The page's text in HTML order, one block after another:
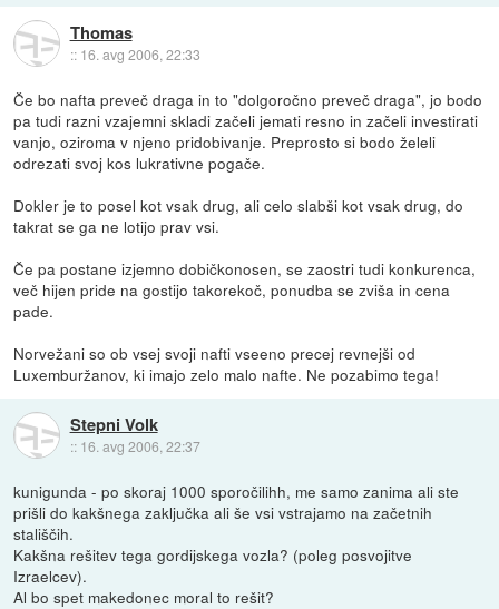
Thomas
:: 16. avg 2006, 22:33
Če bo nafta preveč draga in to "dolgoročno preveč draga", jo bodo
pa tudi razni vzajemni skladi začeli jemati resno in začeli investirati
vanjo, oziroma v njeno pridobivanje. Preprosto si bodo želeli
odrezati svoj kos lukrativne pogače.
Dokler je to posel kot vsak drug, ali celo slabši kot vsak drug, do
takrat se ga ne lotijo prav vsi.
Če pa postane izjemno dobičkonosen, se zaostri tudi konkurenca,
več hijen pride na gostijo takorekoč, ponudba se zviša in cena
pade.
Norvežani so ob vsej svoji nafti vseeno precej revnejši od
Luxemburžanov, ki imajo zelo malo nafte. Ne pozabimo tega!
Stepni Volk
:: 16. avg 2006, 22:37
kunigunda - po skoraj 1000 sporočilihh, me samo zanima ali ste
prišli do kakšnega zaključka ali še vsi vstrajamo na začetnih
stališčih.
Kakšna rešitev tega gordijskega vozla? (poleg posvojitve
Izraelcev).
Al bo spet makedonec moral to rešit?